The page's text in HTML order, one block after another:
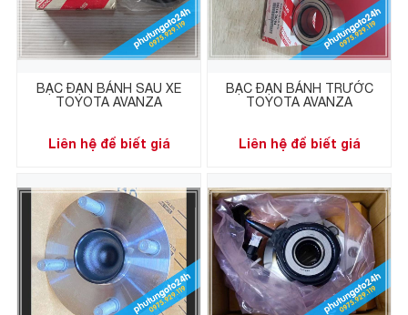
BẠC ĐẠN BÁNH SAU XE
TOYOTA AVANZA
Liên hệ để biết giá
BẠC ĐẠN BÁNH TRƯỚC
TOYOTA AVANZA
Liên hệ để biết giá